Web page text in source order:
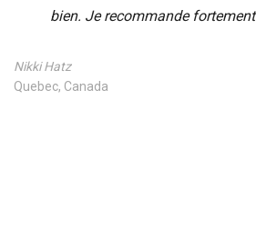
bien. Je recommande fortement
Nikki Hatz
Quebec, Canada